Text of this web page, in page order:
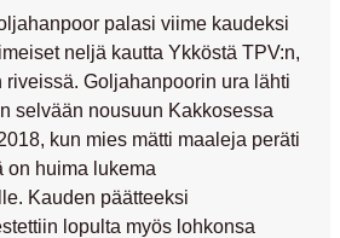
palasi viime kaudeksi
neljä kautta Ykköstä TPV:n,
riveissä. Goljahanpoorin ura lähti
selvään nousuun Kakkosessa
kun mies mätti maaleja peräti
on huima lukema
Kauden päätteeksi
lopulta myös lohkonsa